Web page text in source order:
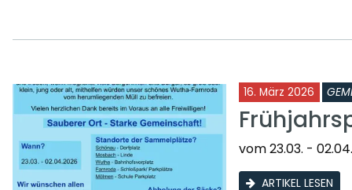
16. März 2026
vom 23.03. -
ARTIKEL LESEN